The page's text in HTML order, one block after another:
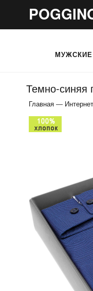
Темно-синяя
Главная —